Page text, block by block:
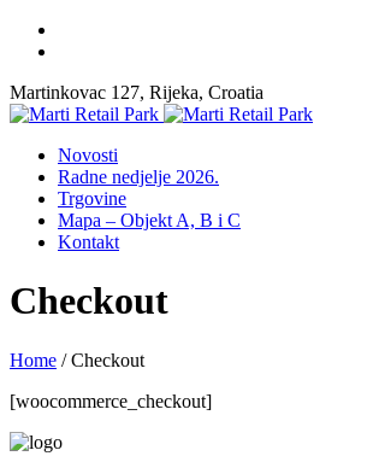
Martinkovac 127, Rijeka, Croatia
Novosti
Radne nedjelje 2026.
Trgovine
Mapa – Objekt A, B i C
Kontakt
Checkout
Home /Checkout
[woocommerce_checkout]